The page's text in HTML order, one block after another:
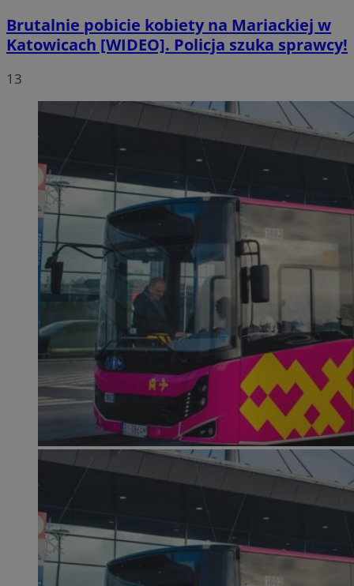
Brutalnie pobicie kobiety na Mariackiej w
Katowicach [WIDEO]. Policja szuka sprawcy!
13